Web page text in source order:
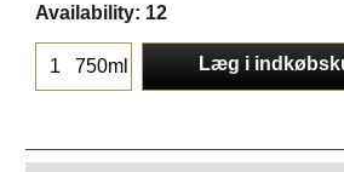
Availability: 12
750ml Læg i